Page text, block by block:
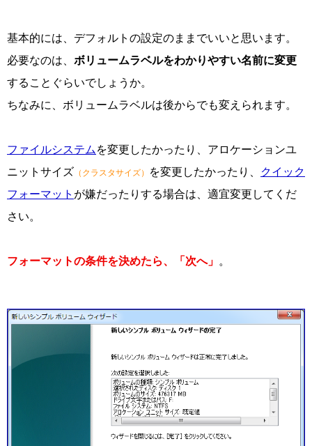
基本的には、デフォルトの設定のままでいいと思います。
必要なのは、 ボリュームラベルをわかりやすい名前に変更
することぐらいでしょうか。
ちなみに、ボリュームラベルは後からでも変えられます。
ファイルシステム を変更したかったり、アロケーションユ
ニットサイズ （クラスタサイズ） を変更したかったり、
クイック
フォーマット が嫌だったりする場合は、適宜変更してくだ
さい。
フォーマットの条件を決めたら、「次へ」 。